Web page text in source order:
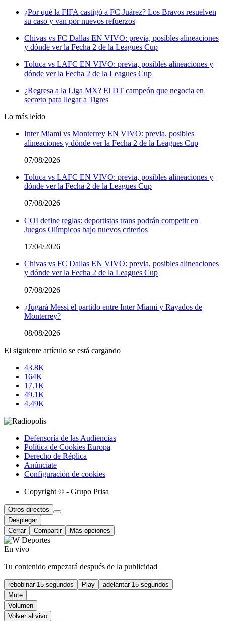
¿Por qué la FIFA castigó a FC Juárez? Los Bravos resuelven
su caso y van por nuevos refuerzos
Chivas vs FC Dallas EN VIVO: previa, posibles alineaciones
y dónde ver la Fecha 2 de la Leagues Cup
Toluca vs LAFC EN VIVO: previa, posibles alineaciones y
dónde ver la Fecha 2 de la Leagues Cup
¿Regresa a la Liga MX? El DT campeón que negocia en
secreto para llegar a Tigres
Lo más leído
Inter Miami vs Monterrey EN VIVO: previa, posibles
alineaciones y dónde ver la Fecha 2 de la Leagues Cup
07/08/2026
Toluca vs LAFC EN VIVO: previa, posibles alineaciones y
dónde ver la Fecha 2 de la Leagues Cup
07/08/2026
COI define reglas: deportistas trans podrán competir en
Juegos Olímpicos bajo nuevos criterios
17/04/2026
Chivas vs FC Dallas EN VIVO: previa, posibles alineaciones
y dónde ver la Fecha 2 de la Leagues Cup
07/08/2026
¿Jugará Messi el partido entre Inter Miami y Rayados de
Monterrey?
08/08/2026
El siguiente artículo se está cargando
43.8K
164K
17.1K
49.1K
4.49K
Defensoría de las Audiencias
Política de Cookies Europa
Derecho de Réplica
Anúnciate
Configuración de cookies
Copyright © - Grupo Prisa
Otros directos
Desplegar
Cerrar
Compartir Más opciones
En vivo
Tu contenido empezará después de la publicidad
rebobinar 15 segundos Play
adelantar 15 segundos
Mute
Volumen
Volver al vivo